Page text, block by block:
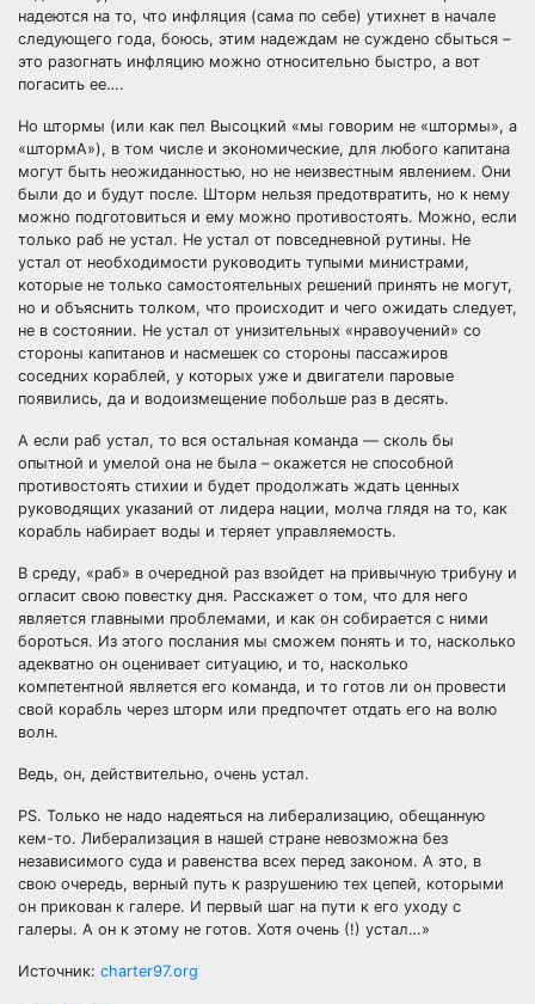
надеются на то, что инфляция (сама по себе) утихнет в начале
следующего года, боюсь, этим надеждам не суждено сбыться –
это разогнать инфляцию можно относительно быстро, а вот
погасить ее….
Но штормы (или как пел Высоцкий «мы говорим не «штормы», а
«штормА»), в том числе и экономические, для любого капитана
могут быть неожиданностью, но не неизвестным явлением. Они
были до и будут после. Шторм нельзя предотвратить, но к нему
можно подготовиться и ему можно противостоять. Можно, если
только раб не устал. Не устал от повседневной рутины. Не
устал от необходимости руководить тупыми министрами,
которые не только самостоятельных решений принять не могут,
но и объяснить толком, что происходит и чего ожидать следует,
не в состоянии. Не устал от унизительных «нравоучений» со
стороны капитанов и насмешек со стороны пассажиров
соседних кораблей, у которых уже и двигатели паровые
появились, да и водоизмещение побольше раз в десять.
А если раб устал, то вся остальная команда — сколь бы
опытной и умелой она не была – окажется не способной
противостоять стихии и будет продолжать ждать ценных
руководящих указаний от лидера нации, молча глядя на то, как
корабль набирает воды и теряет управляемость.
В среду, «раб» в очередной раз взойдет на привычную трибуну и
огласит свою повестку дня. Расскажет о том, что для него
является главными проблемами, и как он собирается с ними
бороться. Из этого послания мы сможем понять и то, насколько
адекватно он оценивает ситуацию, и то, насколько
компетентной является его команда, и то готов ли он провести
свой корабль через шторм или предпочтет отдать его на волю
волн.
Ведь, он, действительно, очень устал.
PS. Только не надо надеяться на либерализацию, обещанную
кем-то. Либерализация в нашей стране невозможна без
независимого суда и равенства всех перед законом. А это, в
свою очередь, верный путь к разрушению тех цепей, которыми
он прикован к галере. И первый шаг на пути к его уходу с
галеры. А он к этому не готов. Хотя очень (!) устал…»
Источник: charter97.org